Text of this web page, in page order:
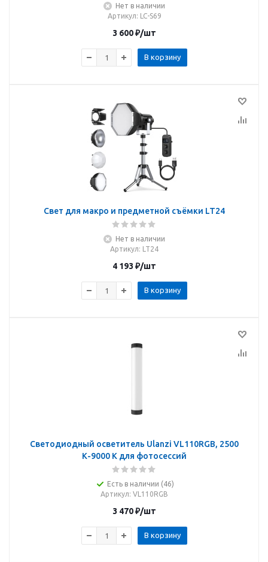
Нет в наличии
Артикул: LC-S69
3 600₽/шт
В корзину
Свет для макро и предметной съёмки LT24
Нет в наличии
Артикул: LT24
4 193 ₽/шт
В корзину
Светодиодный осветитель Ulanzi VL110RGB, 2500
К-9000 К для фотосессий
Есть в наличии (46)
Артикул: VL110RGB
3 470₽/шт
В корзину